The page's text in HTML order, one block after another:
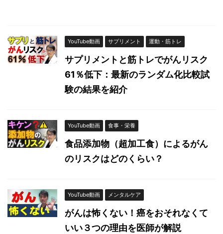
YouTube動画 サプリメント 運動・筋トレ
サプリメントと筋トレでがんリスク
61％低下：最新のランダム化比較試
験の結果を紹介
YouTube動画 食事・栄養
食品添加物（超加工食）によるがん
のリスクはどのくらい？
YouTube動画 メンタルケア
がんは怖くない！癌をおそれなくて
いい３つの理由を医師が解説